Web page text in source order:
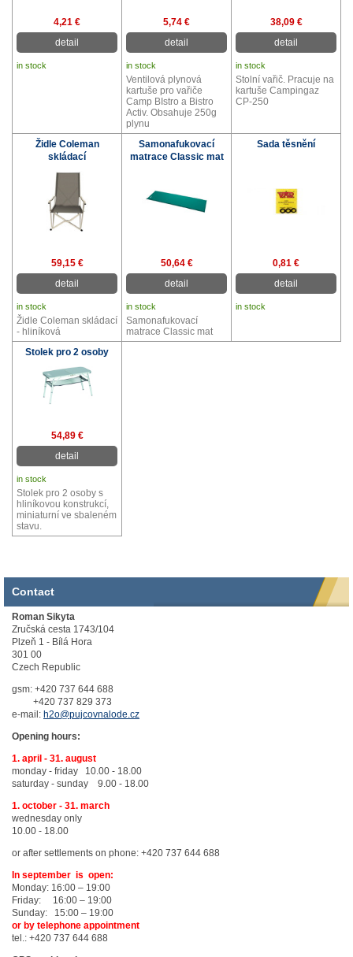
4,21 €
detail
5,74 €
detail
38,09 €
detail
in stock in stock in stock
Ventilová plynová
kartuše pro vařiče
Camp BIstro a Bistro
Activ. Obsahuje 250g
plynu
Stolní vařič. Pracuje na
kartuše Campingaz
CP-250
Židle Coleman
skládací
Samonafukovací
matrace Classic mat
Sada těsnění
59,15 €
detail
50,64 €
detail
0,81 €
detail
in stock in stock in stock
Židle Coleman skládací
- hliníková
Samonafukovací
matrace Classic mat
Stolek pro 2 osoby
54,89 €
detail
in stock
Stolek pro 2 osoby s
hliníkovou konstrukcí,
miniaturní ve sbaleném
stavu.
Contact
Roman Sikyta
Zručská cesta 1743/104
Plzeň 1 - Bílá Hora
301 00
Czech Republic
gsm: +420 737 644 688
+420 737 829 373
e-mail: h2o@pujcovnalode.cz
Opening hours:
1. april - 31. august
monday - friday 10.00 - 18.00
saturday - sunday 9.00 - 18.00
1. october - 31. march
wednesday only
10.00 - 18.00
or after settlements on phone: +420 737 644 688
In september is open:
Monday: 16:00 – 19:00
Friday: 16:00 – 19:00
Sunday: 15:00 – 19:00
or by telephone appointment
tel.: +420 737 644 688